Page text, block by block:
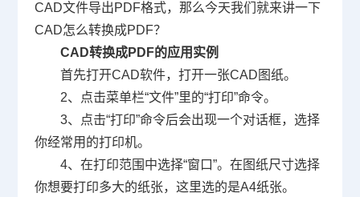
CAD文件导出PDF格式，那么今天我们就来讲一下
CAD怎么转换成PDF？
CAD转换成PDF的应用实例
首先打开CAD软件，打开一张CAD 图纸。
2、点击菜单栏“文件”里的“打印”命令。
3、点击“打印”命令后会出现一个对话框，选择
你经常用的打印机。
4、在打印范围中选择“窗口”。在图纸尺寸选择
你想要打印多大的纸张，这里选的是A4纸张。